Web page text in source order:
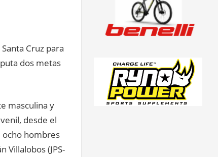
Cruz para
dos metas
masculina y
desde el
ocho hombres
Villalobos (JPS-